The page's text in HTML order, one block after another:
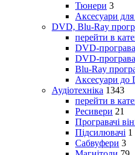
Тюнери 3
Аксесуари для
DVD, Blu-Ray
перейти в
DVD-
DVD-
Blu-Ray
Аксесуари до
Аудіотехніка 1343
перейти в
Ресивери 21
Програвачі
Підсилювачі 1
Сабвуфери 3